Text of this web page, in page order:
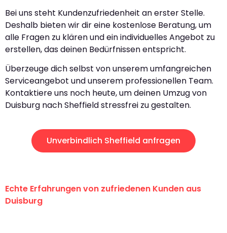
Bei uns steht Kundenzufriedenheit an erster Stelle.
Deshalb bieten wir dir eine kostenlose Beratung, um
alle Fragen zu klären und ein individuelles Angebot zu
erstellen, das deinen Bedürfnissen entspricht.
Überzeuge dich selbst von unserem umfangreichen
Serviceangebot und unserem professionellen Team.
Kontaktiere uns noch heute, um deinen Umzug von
Duisburg nach Sheffield stressfrei zu gestalten.
Unverbindlich Sheffield anfragen
Echte Erfahrungen von zufriedenen Kunden aus
Duisburg